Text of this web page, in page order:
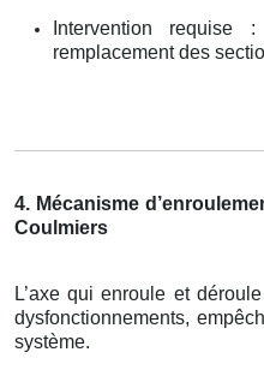
Intervention requise
remplacement des
4. Mécanisme
Coulmiers
L’axe qui enroule et
dysfonctionnements,
système.